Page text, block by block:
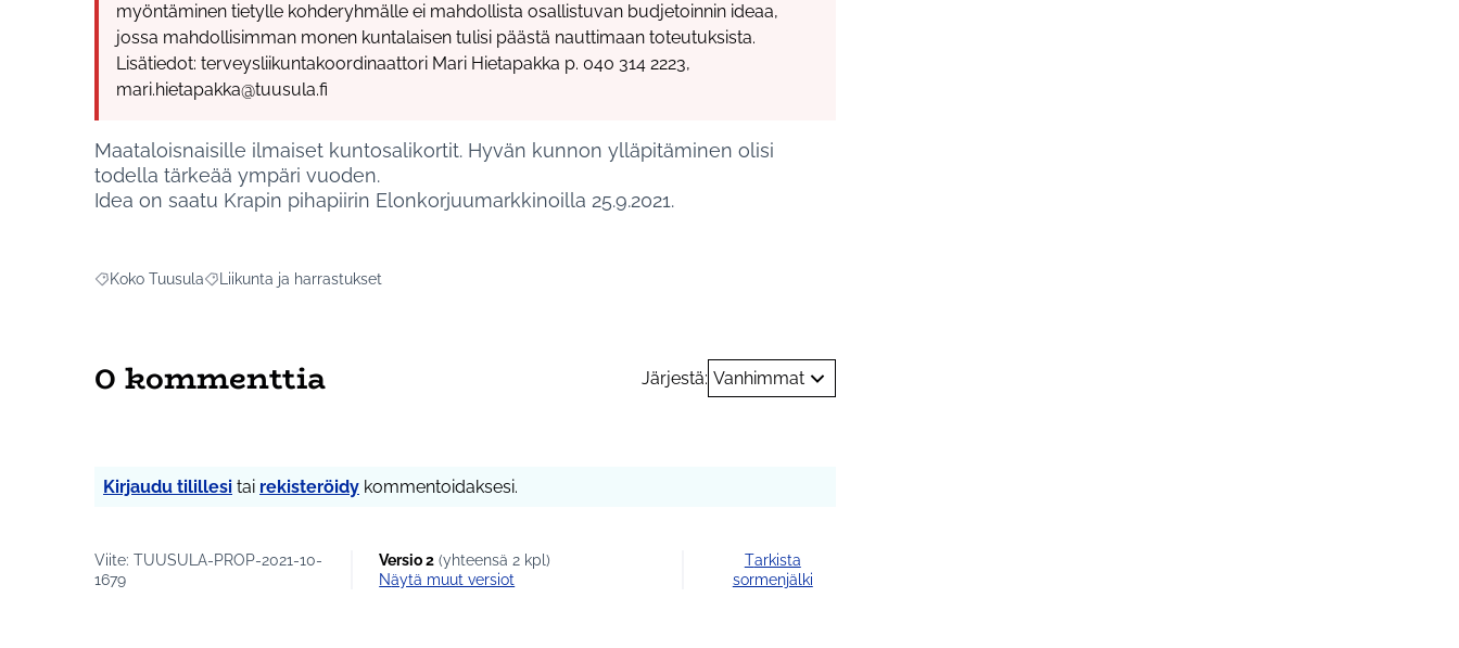
myöntäminen tietylle kohderyhmälle ei mahdollista osallistuvan budjetoinnin ideaa,
jossa mahdollisimman monen kuntalaisen tulisi päästä nauttimaan toteutuksista.
Lisätiedot: terveysliikuntakoordinaattori Mari Hietapakka p. 040 314 2223,
mari.hietapakka@tuusula.fi
Maataloisnaisille ilmaiset kuntosalikortit. Hyvän kunnon ylläpitäminen olisi
todella tärkeää ympäri vuoden.
Idea on saatu Krapin pihapiirin Elonkorjuumarkkinoilla 25.9.2021.
Rajaa tulokset aihepiirin mukaan: Koko Tuusula
Koko Tuusula Rajaa tulokset teeman mukaan: Liikunta ja harrastukset
Liikunta ja harrastukset
0 kommenttia Järjestä: Vanhimmat
Kirjaudu tilillesi tai rekisteröidy kommentoidaksesi.
Viite: TUUSULA-PROP-2021-10-
1679
Versio 2 (yhteensä 2 kpl)
näytä muut versiot
Tarkista
sormenjälki